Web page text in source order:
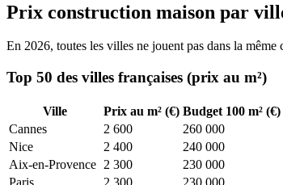
Prix construction maison par
En 2026, toutes les villes ne jouent pas dans la
Top 50 des villes françaises (prix au m²)
Ville Prix au m² (€) Budget 100 m² (€)
Cannes
2 600
260 000
Nice
2 400
240 000
Aix-en-Provence 2 300
230 000
Paris
2 300
230 000